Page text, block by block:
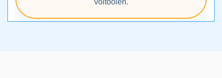
voltooien.